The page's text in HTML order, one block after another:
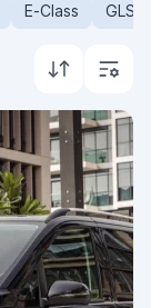
E-Class GLS-